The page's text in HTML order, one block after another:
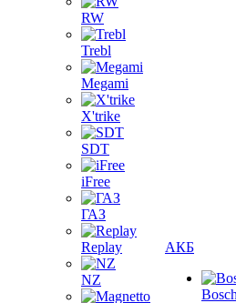
RW
Trebl
Megami
X'trike
SDT
iFree
ГАЗ
Replay
NZ
АКБ